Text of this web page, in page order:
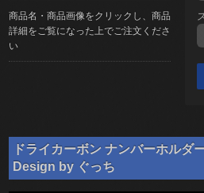
商品名・商品画像をクリックし、商品
詳細をご覧になった上でご注文くださ
い
ドライカーボン ナンバーホルダ
Design by ぐっち